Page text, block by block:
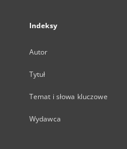
Indeksy
Autor
Tytuł
Temat i słowa kluczowe
Wydawca